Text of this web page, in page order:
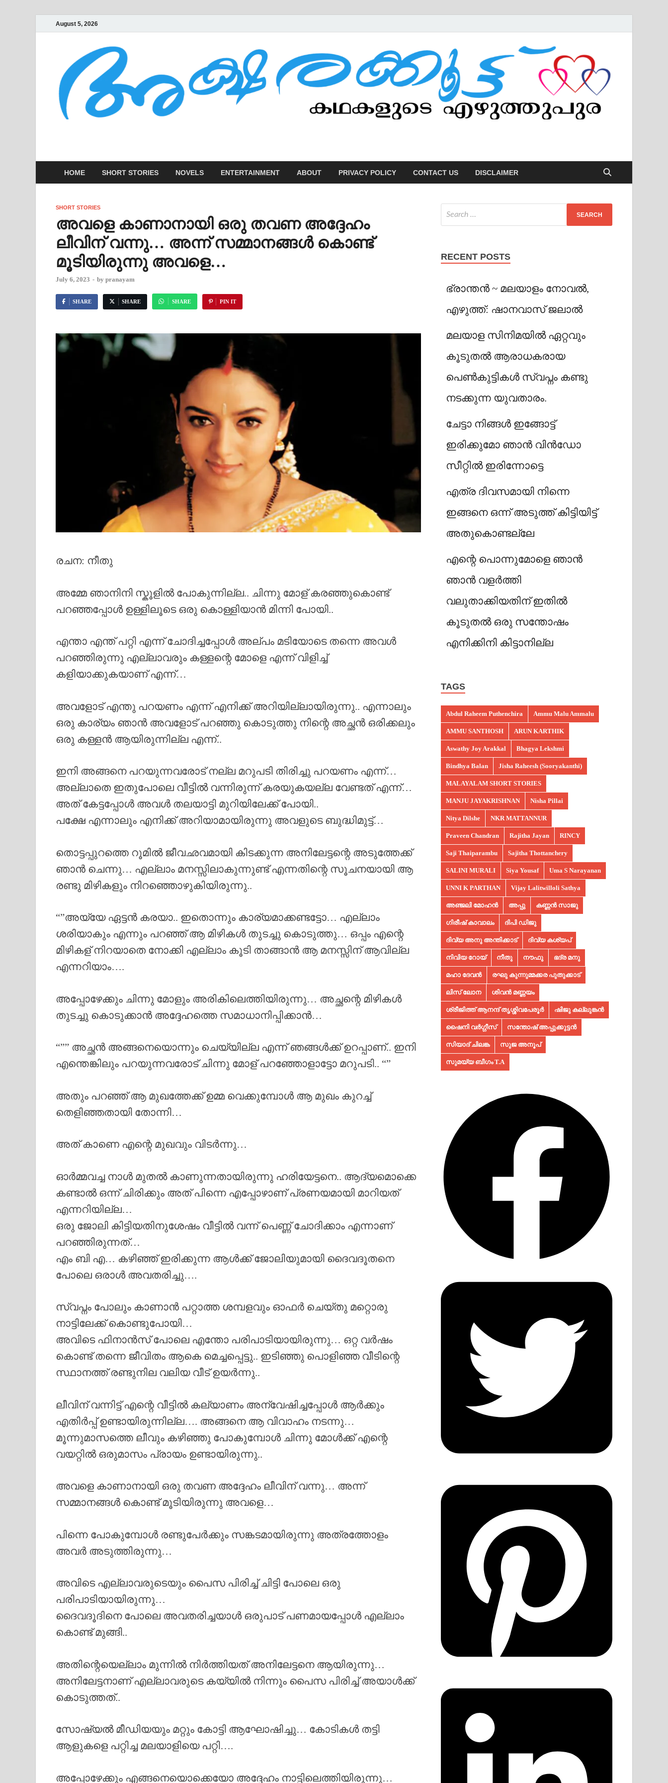
August 5, 2026
HOME SHORT STORIES NOVELS ENTERTAINMENT ABOUT PRIVACY POLICY CONTACT US DISCLAIMER
SHORT STORIES
അവളെ കാണാനായി ഒരു തവണ അദ്ദേഹം
ലീവിന് വന്നു… അന്ന് സമ്മാനങ്ങൾ കൊണ്ട്
മൂടിയിരുന്നു അവളെ…
July 6, 2023 - by pranayam
SHARE SHARE SHARE PIN IT
രചന: നീതു
അമ്മേ ഞാനിനി സ്കൂളിൽ പോകുന്നില്ല.. ചിന്നു മോള് കരഞ്ഞുകൊണ്ട്
പറഞ്ഞപ്പോൾ ഉള്ളിലൂടെ ഒരു കൊള്ളിയാൻ മിന്നി പോയി..
എന്താ എന്ത് പറ്റി എന്ന് ചോദിച്ചപ്പോൾ അല്പം മടിയോടെ തന്നെ അവൾ
പറഞ്ഞിരുന്നു എല്ലാവരും കള്ളന്റെ മോളെ എന്ന് വിളിച്ച്
കളിയാക്കുകയാണ് എന്ന്…
അവളോട് എന്തു പറയണം എന്ന് എനിക്ക് അറിയില്ലായിരുന്നു.. എന്നാലും
ഒരു കാര്യം ഞാൻ അവളോട് പറഞ്ഞു കൊടുത്തു നിന്റെ അച്ഛൻ ഒരിക്കലും
ഒരു കള്ളൻ ആയിരുന്നില്ല എന്ന്..
ഇനി അങ്ങനെ പറയുന്നവരോട് നല്ല മറുപടി തിരിച്ചു പറയണം എന്ന്…
അല്ലാതെ ഇതുപോലെ വീട്ടിൽ വന്നിരുന്ന് കരയുകയല്ല വേണ്ടത് എന്ന്…
അത് കേട്ടപ്പോൾ അവൾ തലയാട്ടി മുറിയിലേക്ക് പോയി..
പക്ഷേ എന്നാലും എനിക്ക് അറിയാമായിരുന്നു അവളുടെ ബുദ്ധിമുട്ട്…
തൊട്ടപ്പുറത്തെ റൂമിൽ ജീവഛവമായി കിടക്കുന്ന അനിലേട്ടന്റെ അടുത്തേക്ക്
ഞാൻ ചെന്നു… എല്ലാം മനസ്സിലാകുന്നുണ്ട് എന്നതിന്റെ സൂചനയായി ആ
രണ്ടു മിഴികളും നിറഞ്ഞൊഴുകിയിരുന്നു..
“”അയ്യേ ഏട്ടൻ കരയാ.. ഇതൊന്നും കാര്യമാക്കണ്ടട്ടോ… എല്ലാം
ശരിയാകും എന്നും പറഞ്ഞ് ആ മിഴികൾ തുടച്ചു കൊടുത്തു… ഒപ്പം എന്റെ
മിഴികള് നിറയാതെ നോക്കി എല്ലാം കൂടി താങ്ങാൻ ആ മനസ്സിന് ആവില്ല
എന്നറിയാം….
അപ്പോഴേക്കും ചിന്നു മോളും അരികിലെത്തിയിരുന്നു… അച്ഛന്റെ മിഴികൾ
തുടച്ചു കൊടുക്കാൻ അദ്ദേഹത്തെ സമാധാനിപ്പിക്കാൻ…
“”” അച്ഛൻ അങ്ങനെയൊന്നും ചെയ്യില്ല എന്ന് ഞങ്ങൾക്ക് ഉറപ്പാണ്.. ഇനി
എന്തെങ്കിലും പറയുന്നവരോട് ചിന്നു മോള് പറഞ്ഞോളാട്ടോ മറുപടി.. “”
അതും പറഞ്ഞ് ആ മുഖത്തേക്ക് ഉമ്മ വെക്കുമ്പോൾ ആ മുഖം കുറച്ച്
തെളിഞ്ഞതായി തോന്നി…
അത് കാണെ എന്റെ മുഖവും വിടർന്നു…
ഓർമ്മവച്ച നാൾ മുതൽ കാണുന്നതായിരുന്നു ഹരിയേട്ടനെ.. ആദ്യമൊക്കെ
കണ്ടാൽ ഒന്ന് ചിരിക്കും അത് പിന്നെ എപ്പോഴാണ് പ്രണയമായി മാറിയത്
എന്നറിയില്ല…
ഒരു ജോലി കിട്ടിയതിനുശേഷം വീട്ടിൽ വന്ന് പെണ്ണ് ചോദിക്കാം എന്നാണ്
പറഞ്ഞിരുന്നത്…
എം ബി എ… കഴിഞ്ഞ് ഇരിക്കുന്ന ആൾക്ക് ജോലിയുമായി ദൈവദൂതനെ
പോലെ ഒരാൾ അവതരിച്ചു….
സ്വപ്നം പോലും കാണാൻ പറ്റാത്ത ശമ്പളവും ഓഫർ ചെയ്തു മറ്റൊരു
നാട്ടിലേക്ക് കൊണ്ടുപോയി…
അവിടെ ഫിനാൻസ് പോലെ എന്തോ പരിപാടിയായിരുന്നു… ഒറ്റ വർഷം
കൊണ്ട് തന്നെ ജീവിതം ആകെ മെച്ചപ്പെട്ടു.. ഇടിഞ്ഞു പൊളിഞ്ഞ വീടിന്റെ
സ്ഥാനത്ത് രണ്ടുനില വലിയ വീട് ഉയർന്നു..
ലീവിന് വന്നിട്ട് എന്റെ വീട്ടിൽ കല്യാണം അന്വേഷിച്ചപ്പോൾ ആർക്കും
എതിർപ്പ് ഉണ്ടായിരുന്നില്ല…. അങ്ങനെ ആ വിവാഹം നടന്നു…
മൂന്നുമാസത്തെ ലീവും കഴിഞ്ഞു പോകുമ്പോൾ ചിന്നു മോൾക്ക് എന്റെ
വയറ്റിൽ ഒരുമാസം പ്രായം ഉണ്ടായിരുന്നു..
അവളെ കാണാനായി ഒരു തവണ അദ്ദേഹം ലീവിന് വന്നു… അന്ന്
സമ്മാനങ്ങൾ കൊണ്ട് മൂടിയിരുന്നു അവളെ…
പിന്നെ പോകുമ്പോൾ രണ്ടുപേർക്കും സങ്കടമായിരുന്നു അത്രത്തോളം
അവർ അടുത്തിരുന്നു…
അവിടെ എല്ലാവരുടെയും പൈസ പിരിച്ച് ചിട്ടി പോലെ ഒരു
പരിപാടിയായിരുന്നു…
ദൈവദൂദിനെ പോലെ അവതരിച്ചയാൾ ഒരുപാട് പണമായപ്പോൾ എല്ലാം
കൊണ്ട് മുങ്ങി..
അതിന്റെയെല്ലാം മുന്നിൽ നിർത്തിയത് അനിലേട്ടനെ ആയിരുന്നു…
അനിലേട്ടനാണ് എല്ലാവരുടെ കയ്യിൽ നിന്നും പൈസ പിരിച്ച് അയാൾക്ക്
കൊടുത്തത്..
സോഷ്യൽ മീഡിയയും മറ്റും കോട്ടി ആഘോഷിച്ചു… കോടികൾ തട്ടി
ആളുകളെ പറ്റിച്ച മലയാളിയെ പറ്റി….
അപ്പോഴേക്കും എങ്ങനെയൊക്കെയോ അദ്ദേഹം നാട്ടിലെത്തിയിരുന്നു…
RECENT POSTS
ഭ്രാന്തൻ ~ മലയാളം നോവൽ,
എഴുത്ത്: ഷാനവാസ് ജലാൽ
മലയാള സിനിമയിൽ ഏറ്റവും
കൂടുതൽ ആരാധകരായ
പെൺകുട്ടികൾ സ്വപ്നം കണ്ടു
നടക്കുന്ന യുവതാരം.
ചേട്ടാ നിങ്ങൾ ഇങ്ങോട്ട്
ഇരിക്കുമോ ഞാൻ വിൻഡോ
സീറ്റിൽ ഇരിന്നോട്ടെ
എത്ര ദിവസമായി നിന്നെ
ഇങ്ങനെ ഒന്ന് അടുത്ത് കിട്ടിയിട്ട്
അതുകൊണ്ടല്ലേ
എന്റെ പൊന്നുമോളെ ഞാൻ
ഞാൻ വളർത്തി
വലുതാക്കിയതിന് ഇതിൽ
കൂടുതൽ ഒരു സന്തോഷം
എനിക്കിനി കിട്ടാനില്ല
TAGS
Abdul Raheem Puthenchira Ammu Malu Ammalu
AMMU SANTHOSH ARUN KARTHIK
Aswathy Joy Arakkal Bhagya Lekshmi
Bindhya Balan Jisha Raheesh (Sooryakanthi)
MALAYALAM SHORT STORIES
MANJU JAYAKRISHNAN Nisha Pillai
Nitya Dilshe NKR MATTANNUR
Praveen Chandran Rajitha Jayan RINCY
Saji Thaiparambu Sajitha Thottanchery
SALINI MURALI Siya Yousaf Uma S Narayanan
UNNI K PARTHAN Vijay Lalitwilloli Sathya
അഞ്ജലി മോഹൻ അപ്പു കണ്ണൻ സാജു
ഗിരീഷ് കാവാലം ദിപി ഡിജു
ദിവ്യ അനു അന്തിക്കാട് ദിവ്യ കശ്യപ്
നിവിയ റോയ് നീതു നൗഫു ഭദ്ര മനു
മഹാ ദേവൻ രഘു കുന്നുമ്മക്കര പുതുക്കാട്
ലിസ് ലോന ശിവൻ മണ്ണയം
ശ്രീജിത്ത് ആനന്ദ് തൃശ്ശിവപേരൂർ ഷിജു കല്ലുങ്കൻ
ഷൈനി വർഗ്ഗീസ് സന്തോഷ് അപ്പുക്കുട്ടൻ
സിയാദ് ചിലങ്ക സുജ അനൂപ്‌
സുമയ്യ ബീഗം T.A